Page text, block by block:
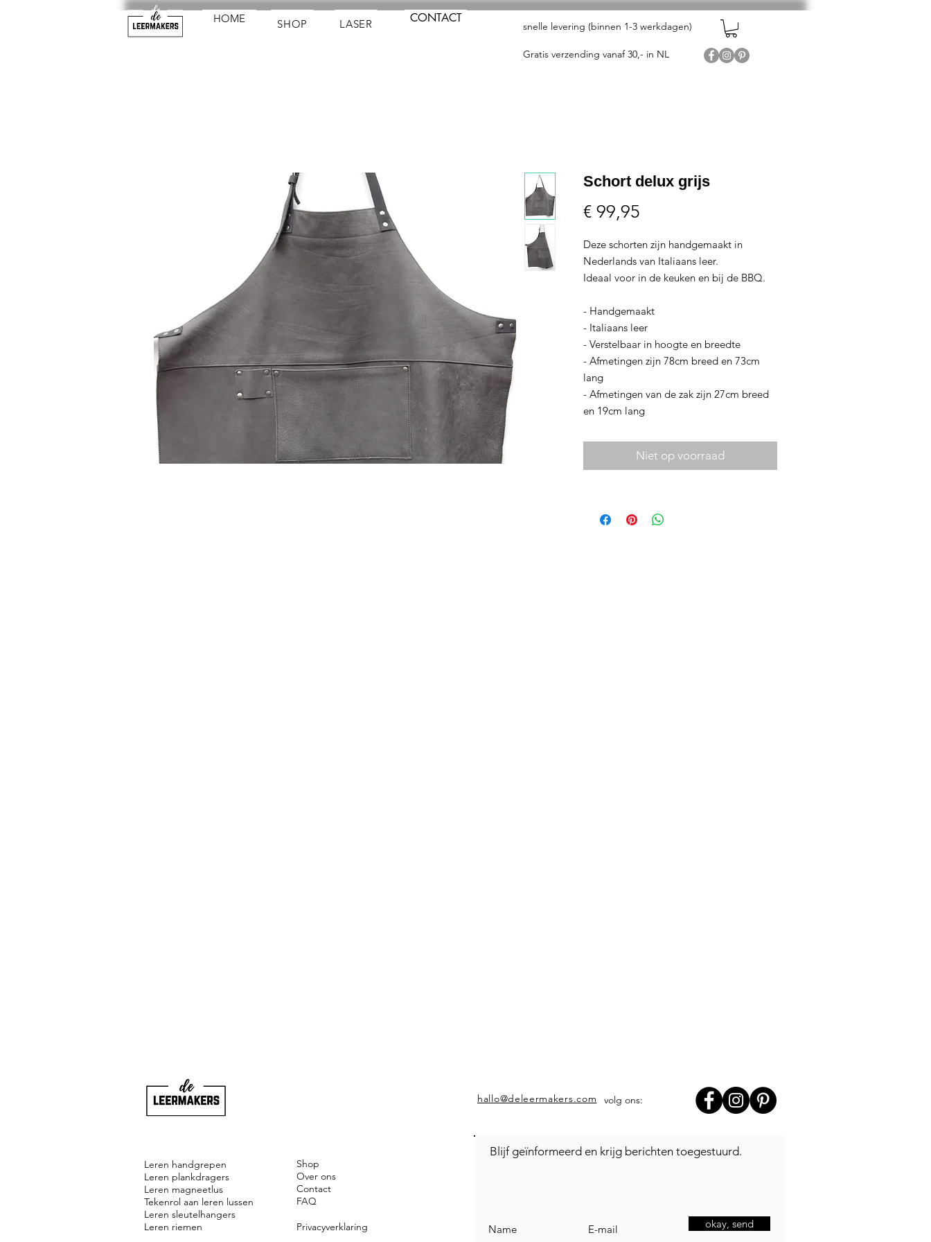
snelle levering (binnen 1-3 werkdagen)
HOME CONTACT
LASER
SHOP
Gratis verzending vanaf 30,- in NL
Schort delux grijs
€ 99,95
Deze schorten zijn handgemaakt in
Nederlands van Italiaans leer.
Ideaal voor in de keuken en bij de BBQ.
- Handgemaakt
- Italiaans leer
- Verstelbaar in hoogte en breedte
- Afmetingen zijn 78cm breed en 73cm
lang
- Afmetingen van de zak zijn 27cm breed
en 19cm lang
Niet op voorraad
hallo@deleermakers.com volg ons:
Blijf geïnformeerd en krijg berichten toegestuurd.
okay, send
Shop
Over ons
Contact
FAQ
Privacyverklaring
Leren handgrepen
Leren plankdragers
Leren magneetlus
Tekenrol aan leren lussen
Leren sleutelhangers
Leren riemen